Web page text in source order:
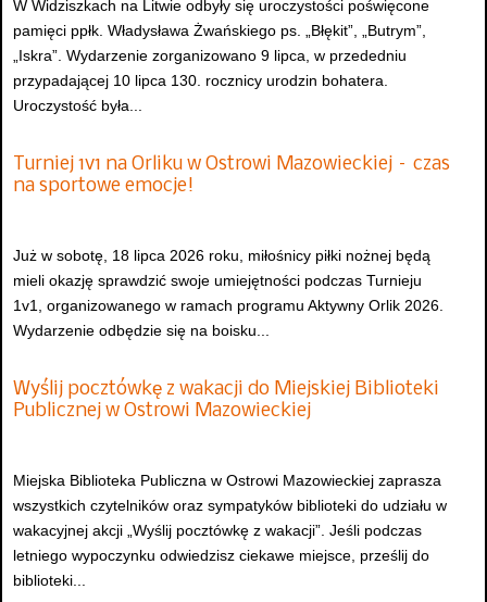
W Widziszkach na Litwie odbyły się uroczystości poświęcone
pamięci ppłk. Władysława Żwańskiego ps. „Błękit”, „Butrym”,
„Iskra”. Wydarzenie zorganizowano 9 lipca, w przededniu
przypadającej 10 lipca 130. rocznicy urodzin bohatera.
Uroczystość była...
Turniej 1v1 na Orliku w Ostrowi Mazowieckiej – czas
na sportowe emocje!
Już w sobotę, 18 lipca 2026 roku, miłośnicy piłki nożnej będą
mieli okazję sprawdzić swoje umiejętności podczas Turnieju
1v1, organizowanego w ramach programu Aktywny Orlik 2026.
Wydarzenie odbędzie się na boisku...
Wyślij pocztówkę z wakacji do Miejskiej Biblioteki
Publicznej w Ostrowi Mazowieckiej
Miejska Biblioteka Publiczna w Ostrowi Mazowieckiej zaprasza
wszystkich czytelników oraz sympatyków biblioteki do udziału w
wakacyjnej akcji „Wyślij pocztówkę z wakacji”. Jeśli podczas
letniego wypoczynku odwiedzisz ciekawe miejsce, prześlij do
biblioteki...